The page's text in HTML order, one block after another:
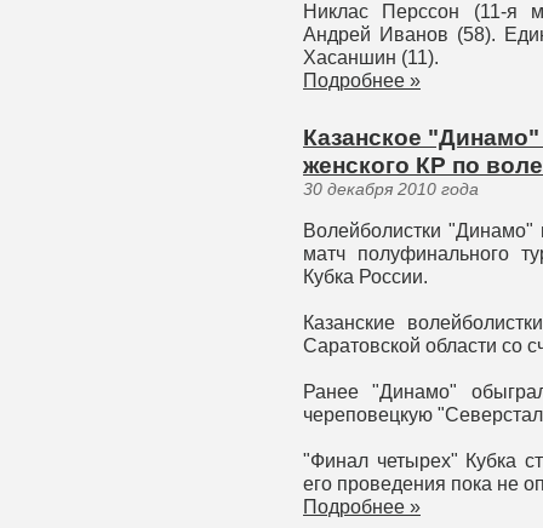
Никлас Перссон (11-я
Андрей Иванов (58).
Хасаншин (11).
Подробнее »
Казанское
женского КР по
30 декабря 2010 года
Волейболистки "Динамо"
матч полуфинального
Кубка России.
Казанские
Саратовской области со
Ранее "Динамо"
череповецкую
"Финал четырех" Кубка
его проведения пока не
Подробнее »